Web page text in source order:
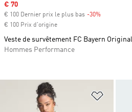
Prix soldé
€ 70
€ 100 Dernier prix le plus bas -30%
€ 100 Prix d'origine
Veste de survêtement FC Bayern
Hommes Performance